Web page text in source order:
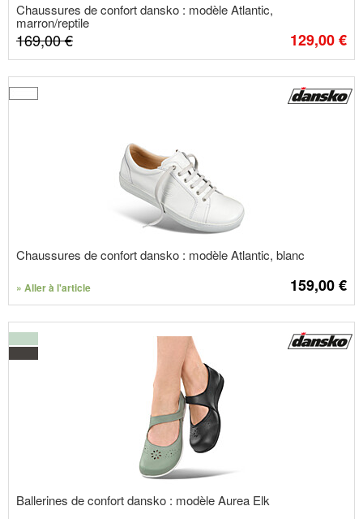
Chaussures de confort dansko : modèle Atlantic,
marron/reptile
169,00€ 129,00€
Chaussures de confort dansko : modèle Atlantic, blanc
» Aller à l'article 159,00€
Ballerines de confort dansko : modèle Aurea Elk